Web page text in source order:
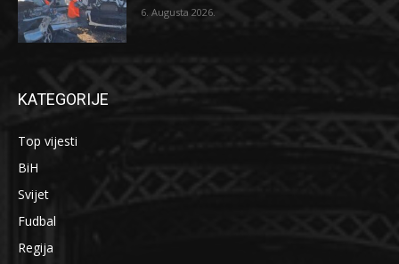
6. Augusta 2026.
KATEGORIJE
Top vijesti
BiH
Svijet
Fudbal
Regija